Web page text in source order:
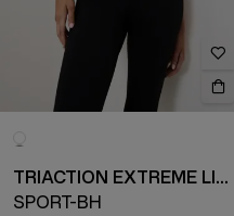
TRIACTION EXTREME LITE
SPORT-BH